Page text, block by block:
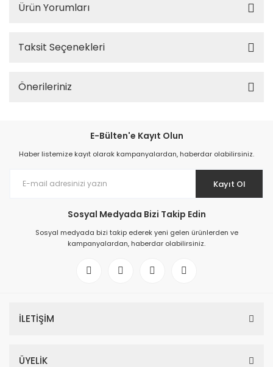
Ürün Yorumları
Taksit Seçenekleri
Önerileriniz
E-Bülten'e Kayıt Olun
Haber listemize kayıt olarak kampanyalardan, haberdar olabilirsiniz.
Kayıt Ol
Sosyal Medyada Bizi Takip Edin
Sosyal medyada bizi takip ederek yeni gelen ürünlerden ve
kampanyalardan, haberdar olabilirsiniz.
İLETİŞİM
ÜYELİK